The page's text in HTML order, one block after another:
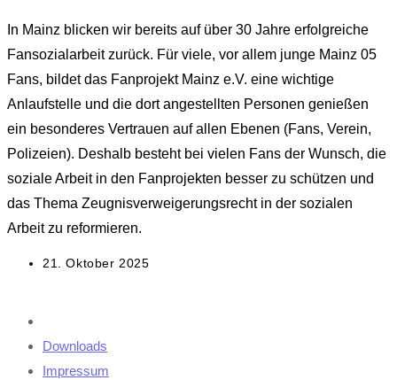
In Mainz blicken wir bereits auf über 30 Jahre erfolgreiche
Fansozialarbeit zurück. Für viele, vor allem junge Mainz 05
Fans, bildet das Fanprojekt Mainz e.V. eine wichtige
Anlaufstelle und die dort angestellten Personen genießen
ein besonderes Vertrauen auf allen Ebenen (Fans, Verein,
Polizeien). Deshalb besteht bei vielen Fans der Wunsch, die
soziale Arbeit in den Fanprojekten besser zu schützen und
das Thema Zeugnisverweigerungsrecht in der sozialen
Arbeit zu reformieren.
Beitrag
21. Oktober 2025
Downloads
Impressum